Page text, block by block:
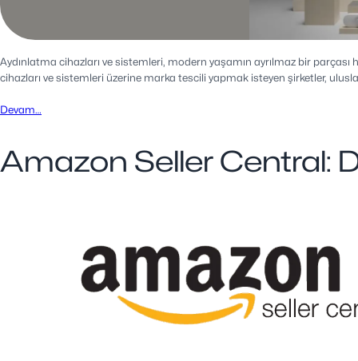
Aydınlatma cihazları ve sistemleri, modern yaşamın ayrılmaz bir
cihazları ve sistemleri üzerine marka tescili yapmak isteyen şirketler,
Devam…
Amazon Seller Central: